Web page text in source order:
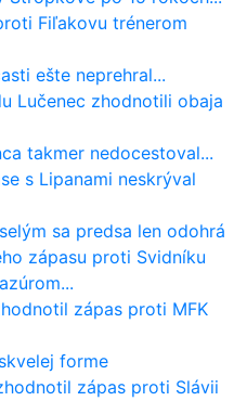
Fiľakovu trénerom
ešte neprehral...
Lučenec zhodnotili obaja
takmer nedocestoval...
s Lipanami neskrýval
sa predsa len odohrá
zápasu proti Svidníku
zápas proti MFK
forme
zápas proti Slávii